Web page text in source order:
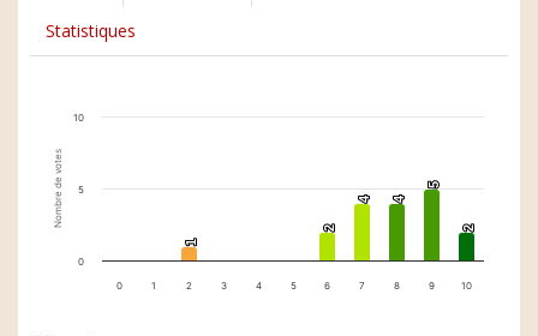
Statistiques
Nombre de votes
1
1
2
2
4
4 4
4
5
5
2
2
0 1 2 3 4 5 6 7 8 9 10
0
5
10